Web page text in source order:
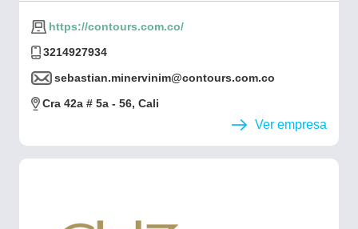
https://contours.com.co/
3214927934
sebastian.minervinim@contours.com.co
Cra 42a # 5a - 56, Cali
Ver empresa